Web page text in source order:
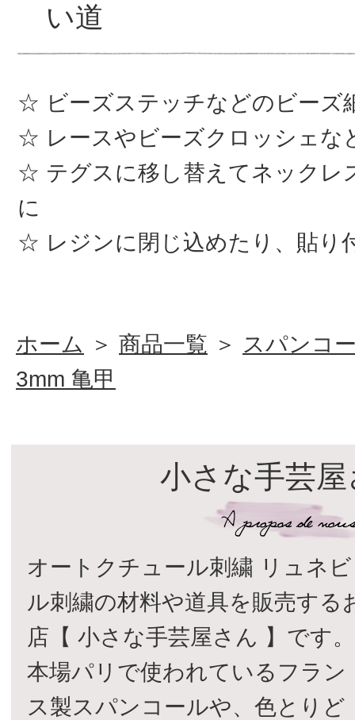
い道
ビーズステッチなどのビーズ
レースやビーズクロッシェな
テグスに移し替えてネックレ
に
レジンに閉じ込めたり、貼り
ホーム ＞ 商品一覧 ＞
スパンコ
3mm 亀甲
小さな手芸
オートクチュール刺繍 リュネビ
ル刺繍の材料や道具を販売する
店【 小さな手芸屋さん 】です。
本場パリで使われているフラン
ス製スパンコールや、色とりど